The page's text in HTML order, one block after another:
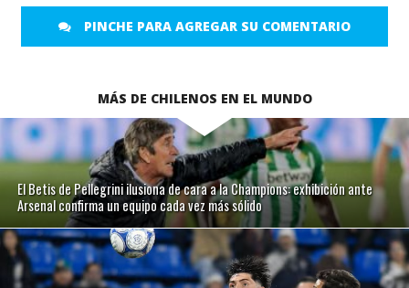
PINCHE PARA AGREGAR SU COMENTARIO
MÁS DE CHILENOS EN EL MUNDO
El Betis de Pellegrini ilusiona de cara a la Champions: exhibición ante
Arsenal confirma un equipo cada vez más sólido